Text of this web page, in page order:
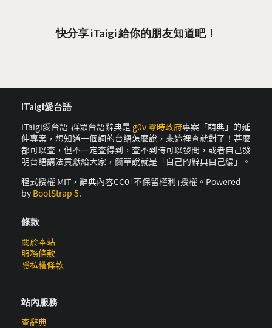
快分享 iTaigi 給你的朋友知道吧！
iTaigi愛台語
iTaigi愛台語-群眾台語辭典是 g0v 零時政府專案「萌典」的延
伸專案，想知道一個詞的台語怎麼說，來這裡查就對了！甚麼
都可以查，但不一定查得到，查不到時可以發問，或者自己發
明台語講法貢獻給大家，簡單說就是「自己的辭典自己編」。
程式授權 MIT，辭典內容CC0｢不保留權利｣授權。Powered
by BootStrap 5.
條款
關於本站
服務條款
隱私權條款
站內服務
查辭典